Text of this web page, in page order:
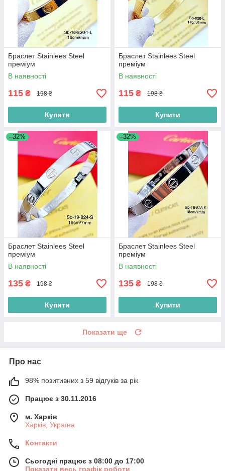
Браслет Stainlees Steel
преміум
В наявності
115 ₴ 198 ₴
Купити
Браслет Stainlees Steel
преміум
В наявності
115 ₴ 198 ₴
Купити
–32%
Браслет Stainlees Steel
преміум
В наявності
135 ₴ 198 ₴
Купити
–32%
Браслет Stainlees Steel
преміум
В наявності
135 ₴ 198 ₴
Купити
Показати ще
Про нас
98% позитивних з 59 відгуків за рік
Працює з 30.11.2016
м. Харків
Харків, Україна
Контакти
Сьогодні працює з 08:00 до 17:00
Показати весь графік роботи